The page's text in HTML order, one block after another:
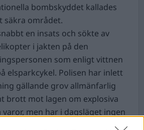
bombskyddet kallades
säkra området.
en insats och sökte av
i jakten på den
som enligt vittnen
elsparkcykel. Polisen har inlett
gällande grov allmänfarlig
brott mot lagen om explosiva
men har i dagsläget ingen